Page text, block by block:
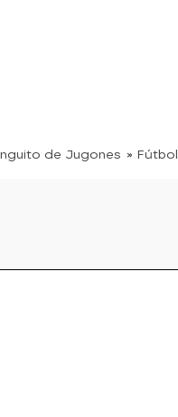
de Jugones » Fútbol